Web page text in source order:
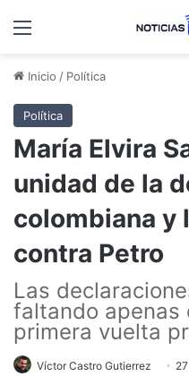
Menú
Inicio / Política
Política
María Elvira
unidad de la
colombiana y
contra Petro
Las
faltando apenas
primera vuelta
Víctor Castro Gutierrez